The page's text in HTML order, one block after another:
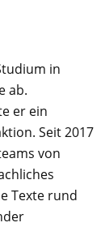
in
ab.
er ein
Seit 2017
von
Texte rund